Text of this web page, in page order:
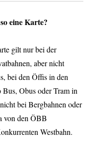
eine Karte?
gilt nur bei der
aber nicht
bei den Öffis in den
Bus, Obus oder Tram in
bei Bergbahnen oder
von den ÖBB
Westbahn.